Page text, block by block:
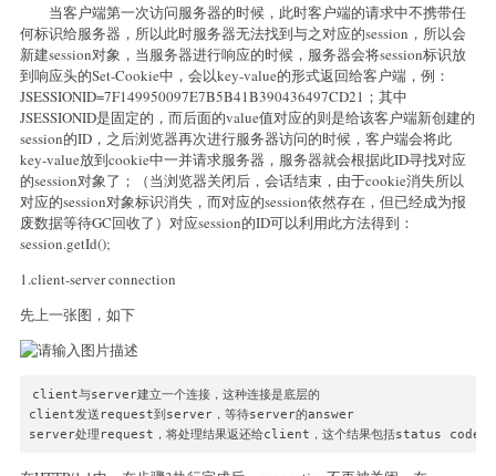
当客户端第一次访问服务器的时候，此时客户端的请求中不携带任
何标识给服务器，所以此时服务器无法找到与之对应的session，所以会
新建session对象，当服务器进行响应的时候，服务器会将session标识放
到响应头的Set-Cookie中，会以key-value的形式返回给客户端，例：
JSESSIONID=7F149950097E7B5B41B390436497CD21；其中
JSESSIONID是固定的，而后面的value值对应的则是给该客户端新创建的
session的ID，之后浏览器再次进行服务器访问的时候，客户端会将此
key-value放到cookie中一并请求服务器，服务器就会根据此ID寻找对应
的session对象了；（当浏览器关闭后，会话结束，由于cookie消失所以
对应的session对象标识消失，而对应的session依然存在，但已经成为报
废数据等待GC回收了）对应session的ID可以利用此方法得到：
session.getId();
1.client-server connection
先上一张图，如下
client与server建立一个连接，这种连接是底层的
client发送request到server，等待server的answer